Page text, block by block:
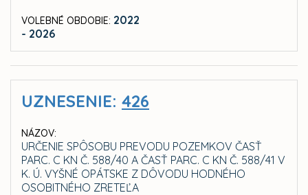
VOLEBNÉ OBDOBIE: 2022
- 2026
UZNESENIE: 426
NÁZOV:
URČENIE SPÔSOBU PREVODU POZEMKOV ČASŤ
PARC. C KN Č. 588/40 A ČASŤ PARC. C KN Č. 588/41 V
K. Ú. VYŠNÉ OPÁTSKE Z DÔVODU HODNÉHO
OSOBITNÉHO ZRETEĽA